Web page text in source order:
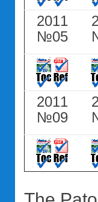
2011
№05
2011
№09